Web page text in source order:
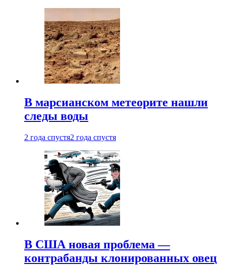
В марсианском метеорите нашли
следы воды
2 года спустя2 года спустя
В США новая проблема —
контрабанды клонированных овец